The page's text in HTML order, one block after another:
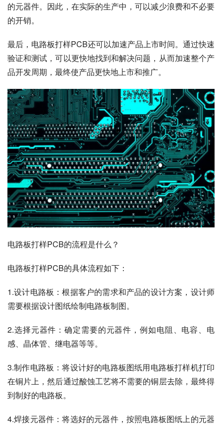
的元器件。因此，在实际的生产中，可以减少浪费和不必要
的开销。
最后，电路板打样PCB还可以加速产品上市时间。通过快速
验证和测试，可以更快地找到和解决问题，从而加速整个产
品开发周期，最终使产品更快地上市和推广。
电路板打样PCB的流程是什么？
电路板打样PCB的具体流程如下：
1.设计电路板：根据客户的需求和产品的设计方案，设计师
需要根据设计图纸绘制电路板制图。
2.选择元器件：确定需要的元器件，例如电阻、电容、电
感、晶体管、继电器等等。
3.制作电路板：将设计好的电路板图纸用电路板打样机打印
在铜片上，然后通过酸蚀工艺将不需要的铜层去除，最终得
到制好的电路板。
4.焊接元器件：将选好的元器件，按照电路板图纸上的元器